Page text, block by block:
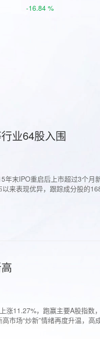
-16.84 %
业64股入围
末IPO重启后上市超过3个
来表现优异，跟踪成分股的
11.27%，跑赢主要A股指数
市场“炒新”情绪再度升温，